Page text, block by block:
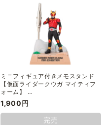
ミニフィギュア付きメモスタンド
【仮面ライダークウガ マイティフ
ォーム】 …
1,900円
完売